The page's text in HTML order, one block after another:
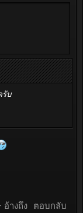
รับ
อ้างถึง ตอบกลับ